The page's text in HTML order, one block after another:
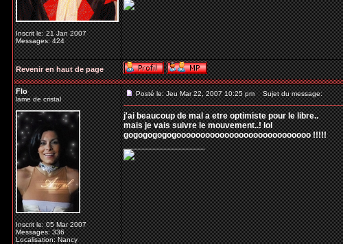
Inscrit le: 21 Jan 2007
Messages: 424
Revenir en haut de page
Flo
lame de cristal
Inscrit le: 05 Mar 2007
Messages: 336
Localisation: Nancy
Posté le: Jeu Mar 22, 2007 10:25 pm Sujet du message:
j'ai beaucoup de mal a etre optimiste pour le libre..
mais je vais suivre le mouvement..! lol
gogogogogogoooooooooooooooooooooooooooo !!!!!
_________________